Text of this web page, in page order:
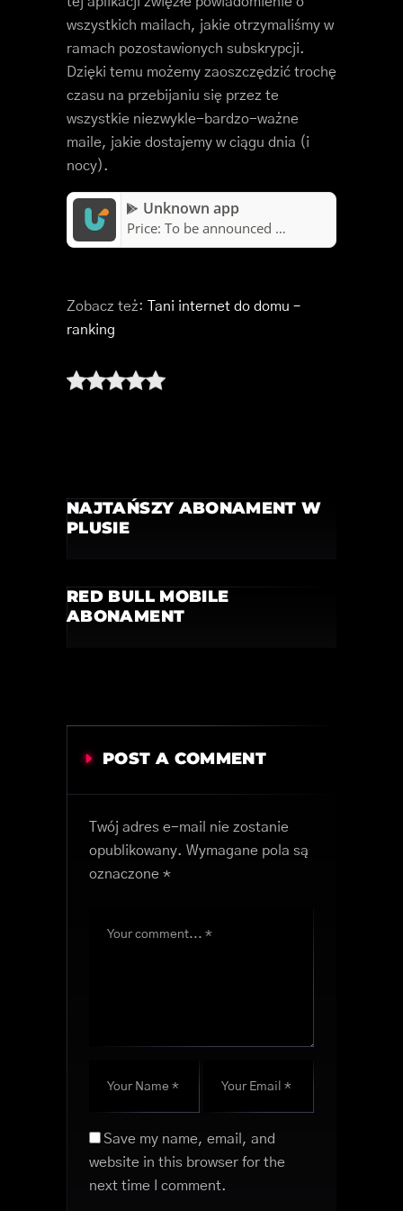
wszystkich mailach, jakie otrzymaliśmy w
ramach pozostawionych subskrypcji.
Dzięki temu możemy zaoszczędzić trochę
czasu na przebijaniu się przez te
wszystkie niezwykle-bardzo-ważne
maile, jakie dostajemy w ciągu dnia (i
nocy).
Unknown app
Price: To be announced
Zobacz też:
Tani internet do domu –
ranking
NAJTAŃSZY ABONAMENT W
PLUSIE
RED BULL MOBILE
ABONAMENT
POST A COMMENT
Twój adres e-mail nie zostanie
opublikowany. Wymagane pola są
oznaczone *
Save my name, email, and
website in this browser for the
next time I comment.